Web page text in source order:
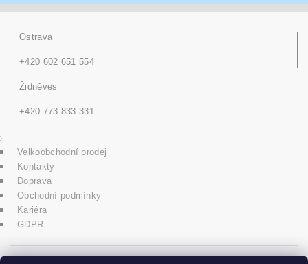
Ostrava
+420 602 651 554
Židněves
+420 773 833 331
Velkoobchodní prodej
Kontakty
Doprava
Obchodní podmínky
Kariéra
GDPR